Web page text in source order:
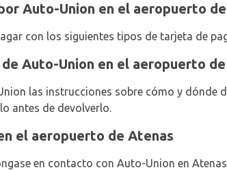
Auto-Union en el aeropuerto
con los siguientes tipos de tarjeta de
Auto-Union en el aeropuerto
las instrucciones sobre cómo y dónde
antes de devolverlo.
el aeropuerto de Atenas
en contacto con Auto-Union en